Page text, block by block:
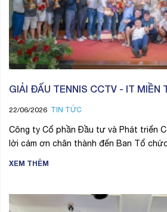
GIẢI ĐẤU TENNIS CCTV - IT MIỀN
22/06/2026 TIN TỨC
Công ty Cổ phần Đầu tư và Phát triển
lời cảm ơn chân thành đến Ban Tổ chức
XEM THÊM